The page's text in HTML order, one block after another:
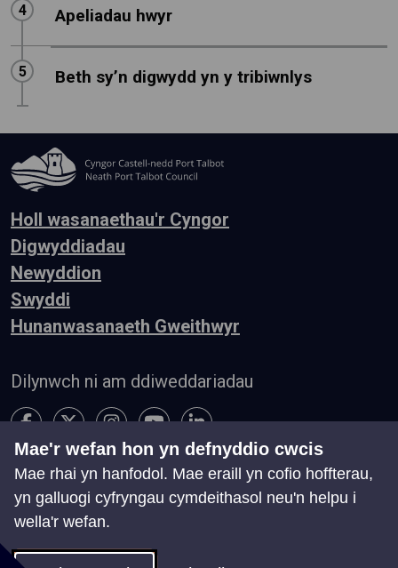
Step
4: Apeliadau hwyr
Step
5: Beth sy’n digwydd yn y tribiwnlys
Holl wasanaethau'r Cyngor
Digwyddiadau
Newyddion
Swyddi
Hunanwasanaeth Gweithwyr
Dilynwch ni am ddiweddariadau
Hygyrchedd Telerau ac Amodau
Preifatrwydd
Cysylltu â ni
Chwillio Map o'r Wefan
Mae'r wefan hon yn defnyddio cwcis
Mae rhai yn hanfodol. Mae eraill yn cofio hoffterau,
yn galluogi cyfryngau cymdeithasol neu'n helpu i
wella'r wefan.